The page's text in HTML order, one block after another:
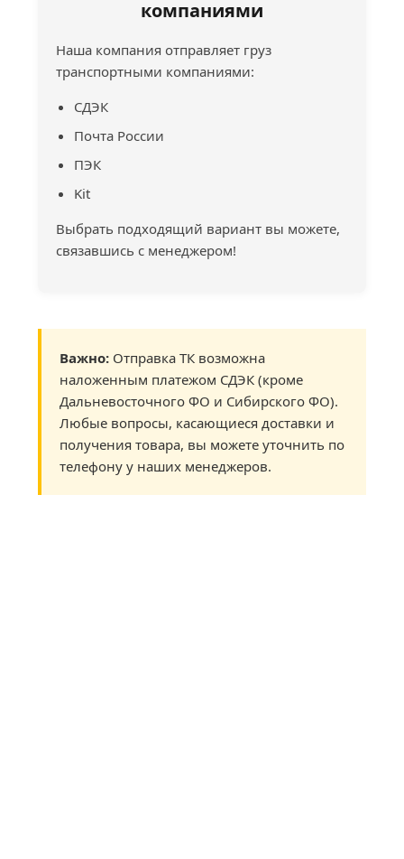
компаниями
Наша компания отправляет груз
транспортными компаниями:
СДЭК
Почта России
ПЭК
Kit
Выбрать подходящий вариант вы можете,
связавшись с менеджером!
Важно: Отправка ТК возможна
наложенным платежом СДЭК (кроме
Дальневосточного ФО и Сибирского ФО).
Любые вопросы, касающиеся доставки и
получения товара, вы можете уточнить по
телефону у наших менеджеров.